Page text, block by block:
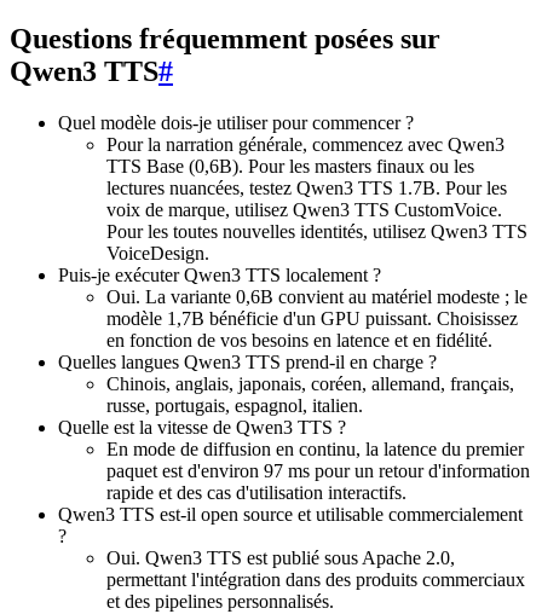
Questions fréquemment posées sur
Qwen3 TTS#
Quel modèle dois-je utiliser pour commencer ?
Pour la narration générale, commencez avec Qwen3
TTS Base (0,6B). Pour les masters finaux ou les
lectures nuancées, testez Qwen3 TTS 1.7B. Pour les
voix de marque, utilisez Qwen3 TTS CustomVoice.
Pour les toutes nouvelles identités, utilisez Qwen3 TTS
VoiceDesign.
Puis-je exécuter Qwen3 TTS localement ?
Oui. La variante 0,6B convient au matériel modeste ; le
modèle 1,7B bénéficie d'un GPU puissant. Choisissez
en fonction de vos besoins en latence et en fidélité.
Quelles langues Qwen3 TTS prend-il en charge ?
Chinois, anglais, japonais, coréen, allemand, français,
russe, portugais, espagnol, italien.
Quelle est la vitesse de Qwen3 TTS ?
En mode de diffusion en continu, la latence du premier
paquet est d'environ 97 ms pour un retour d'information
rapide et des cas d'utilisation interactifs.
Qwen3 TTS est-il open source et utilisable commercialement
?
Oui. Qwen3 TTS est publié sous Apache 2.0,
permettant l'intégration dans des produits commerciaux
et des pipelines personnalisés.